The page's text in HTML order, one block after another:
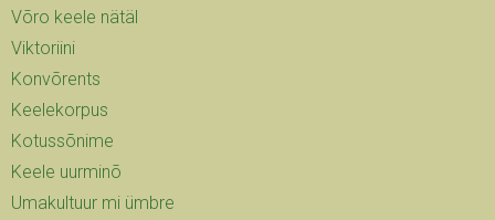
Võro keele nätäl
Viktoriini
Konvõrents
Keelekorpus
Kotussõnime
Keele uurminõ
Umakultuur mi ümbre